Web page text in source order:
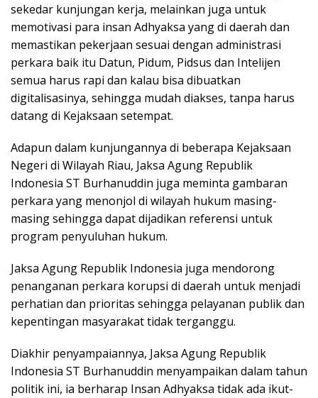
sekedar kunjungan kerja, melainkan juga untuk
memotivasi para insan Adhyaksa yang di daerah dan
memastikan pekerjaan sesuai dengan administrasi
perkara baik itu Datun, Pidum, Pidsus dan Intelijen
semua harus rapi dan kalau bisa dibuatkan
digitalisasinya, sehingga mudah diakses, tanpa harus
datang di Kejaksaan setempat.
Adapun dalam kunjungannya di beberapa Kejaksaan
Negeri di Wilayah Riau, Jaksa Agung Republik
Indonesia ST Burhanuddin juga meminta gambaran
perkara yang menonjol di wilayah hukum masing-
masing sehingga dapat dijadikan referensi untuk
program penyuluhan hukum.
Jaksa Agung Republik Indonesia juga mendorong
penanganan perkara korupsi di daerah untuk menjadi
perhatian dan prioritas sehingga pelayanan publik dan
kepentingan masyarakat tidak terganggu.
Diakhir penyampaiannya, Jaksa Agung Republik
Indonesia ST Burhanuddin menyampaikan dalam tahun
politik ini, ia berharap Insan Adhyaksa tidak ada ikut-